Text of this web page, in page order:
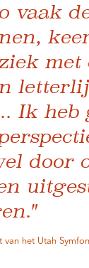
vaak
met
Ik heb
door
van het Utah